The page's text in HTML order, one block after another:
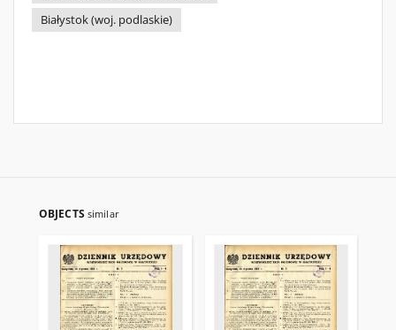
Białystok (woj. podlaskie)
OBJECTS similar